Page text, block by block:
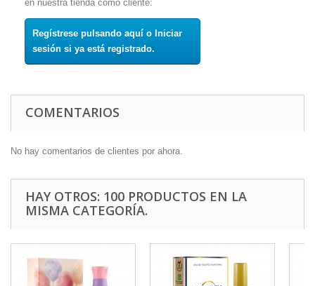
en nuestra tienda como cliente:
Regístrese pulsando aquí o Iniciar
sesión si ya está registrado.
COMENTARIOS
No hay comentarios de clientes por ahora.
HAY OTROS: 100 PRODUCTOS EN LA
MISMA CATEGORÍA.